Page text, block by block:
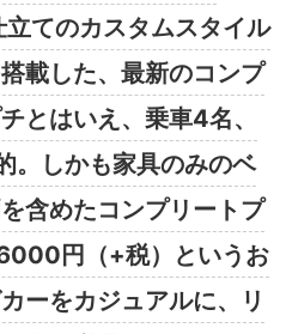
立てのカスタムスタイル
載した、最新のコンプ
とはいえ、乗車4名、
。しかも家具のみのベ
含めたコンプリートプ
円（+税）というお
ーをカジュアルに、リ